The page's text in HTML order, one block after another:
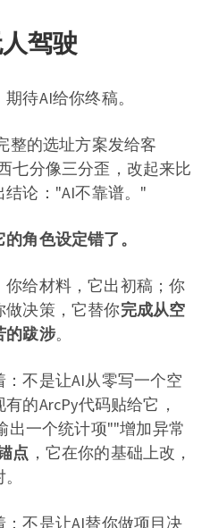
驾驶
待AI给你终稿。
整的选址方案发给客
七分像三分歪，改起来比
论："AI不靠谱。"
角色设定错了。
给材料，它出初稿；你
做决策，它替你完成从空
的跋涉。
不是让AI从零写一个空
的ArcPy代码贴给它，
出一个统计项""增加异常
点 ，它在你的基础上改，
不是让AI替你做项目决